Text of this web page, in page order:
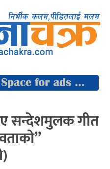
सन्देशमुलक गीत